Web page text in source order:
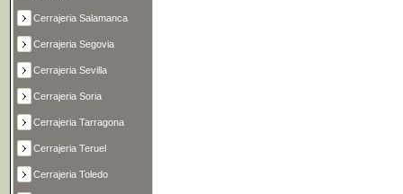
Cerrajeria Salamanca
Cerrajeria Segovia
Cerrajeria Sevilla
Cerrajeria Soria
Cerrajeria Tarragona
Cerrajeria Teruel
Cerrajeria Toledo